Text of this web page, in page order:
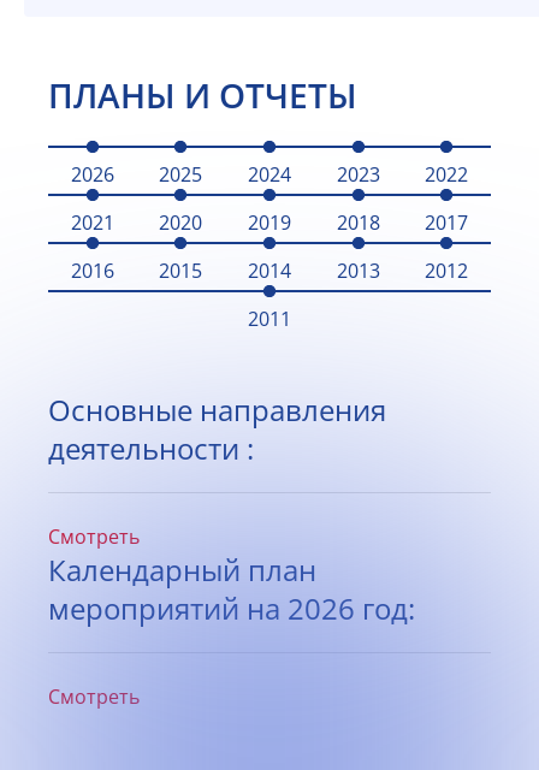
ПЛАНЫ И ОТЧЕТЫ
2026 2025 2024 2023
2022
2021
2020 2019 2018
2017
2016
2015 2014 2013
2012
2011
Основные направления
деятельности :
Смотреть
Календарный план
мероприятий на 2026 год:
Смотреть